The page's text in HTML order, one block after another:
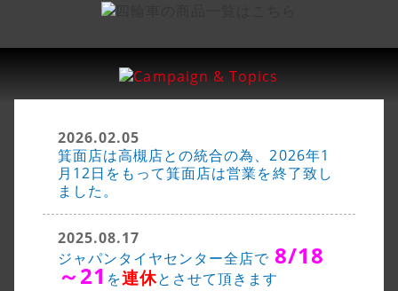
2026.02.05
箕面店は高槻店との統合の為、2026年1
月12日をもって箕面店は営業を終了致し
ました。
2025.08.17
ジャパンタイヤセンター全店で 8/18
～21 を連休とさせて頂きます